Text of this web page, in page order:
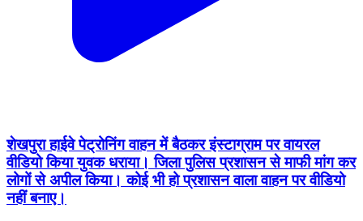
शेखपुरा हाईवे पेट्रोनिंग वाहन में बैठकर इंस्टाग्राम पर वायरल
वीडियो किया युवक धराया। जिला पुलिस प्रशासन से माफी मांग कर
लोगों से अपील किया। कोई भी हो प्रशासन वाला वाहन पर वीडियो
नहीं बनाए।